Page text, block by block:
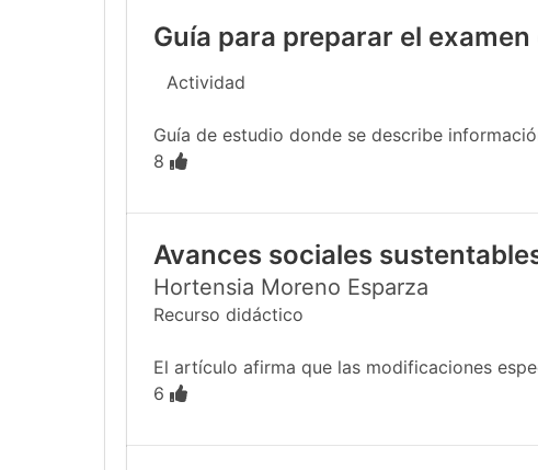
Guía para preparar el
Actividad
Guía de estudio donde se describe
8
Avances sociales
Hortensia Moreno Esparza
Recurso didáctico
El artículo afirma que las modificaciones
6